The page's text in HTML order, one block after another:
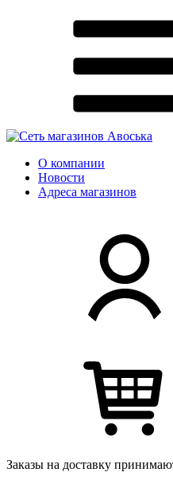
О компании
Новости
Адреса магазинов
Заказы на доставку